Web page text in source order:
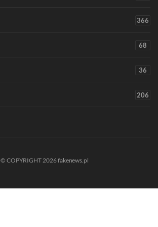
366
68
36
206
© COPYRIGHT 2026 fakenews.pl